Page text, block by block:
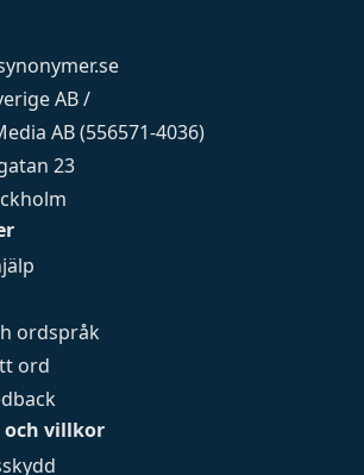
ordspråk
ord
villkor
AB /
AB (556571-4036)
23